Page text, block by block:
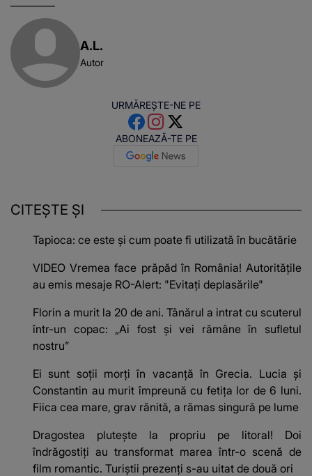
A.L.
Autor
URMĂREȘTE-NE PE
ABONEAZĂ-TE PE
CITEȘTE ȘI
Tapioca: ce este și cum poate fi utilizată în bucătărie
VIDEO Vremea face prăpăd în România! Autoritățile
au emis mesaje RO-Alert: "Evitați deplasările"
Florin a murit la 20 de ani. Tânărul a intrat cu scuterul
într-un copac: „Ai fost și vei rămâne în sufletul
nostru”
Ei sunt soții morți în vacanță în Grecia. Lucia și
Constantin au murit împreună cu fetița lor de 6 luni.
Fiica cea mare, grav rănită, a rămas singură pe lume
Dragostea plutește la propriu pe litoral! Doi
îndrăgostiți au transformat marea într-o scenă de
film romantic. Turiștii prezenți s-au uitat de două ori